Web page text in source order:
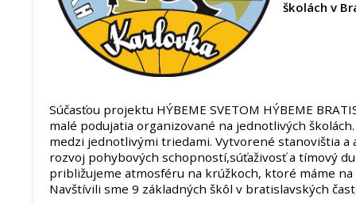
školách v
Súčasťou projektu HÝBEME SVETOM HÝBEME
malé podujatia organizované na jednotlivých
medzi jednotlivými triedami. Vytvorené stanovištia
rozvoj pohybových schopností,súťaživosť a tímový
približujeme atmosféru na krúžkoch, ktoré máme
Navštívili sme 9 základných škôl v bratislavských